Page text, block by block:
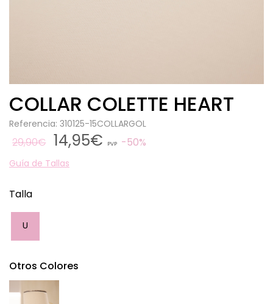
COLLAR COLETTE HEART
Referencia: 310125-15COLLARGOL
29,90€ 14,95€ PVP 50%
Guía de Tallas
Talla
U
Otros Colores